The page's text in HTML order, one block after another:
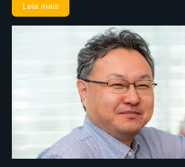
Leia mais